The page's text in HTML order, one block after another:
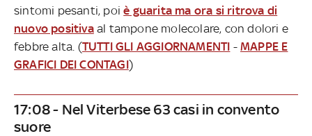
sintomi pesanti, poiè guarita ma ora si ritrova di
nuovo positivaal tampone molecolare, con dolori e
febbre alta. (TUTTI GLI AGGIORNAMENTI -MAPPE E
GRAFICI DEI CONTAGI)
17:08 - Nel Viterbese 63 casi in convento
suore